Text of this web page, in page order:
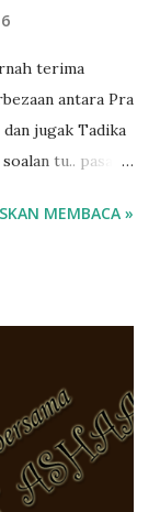
terima
antara Pra
jugak Tadika
tu.. pasal
aku hentam je
balik terasa
dan kami
masuk 2 tahun
kenal huruf
mula fikir
yang ada
MEMBACA »